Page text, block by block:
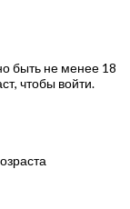
быть не менее 18
чтобы войти.